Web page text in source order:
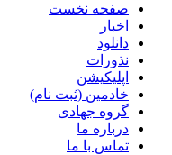
صفحه نخست
اخبار
دانلود
نذورات
اپلیکیشن
خادمین (ثبت نام)
گروه جهادی
درباره ما
تماس با ما